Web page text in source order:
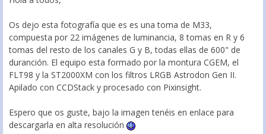
Os dejo esta fotografía que es es una toma de M33,
compuesta por 22 imágenes de luminancia, 8 tomas en R y 6
tomas del resto de los canales G y B, todas ellas de 600" de
duranción. El equipo esta formado por la montura CGEM, el
FLT98 y la ST2000XM con los filtros LRGB Astrodon Gen II.
Apilado con CCDStack y procesado con Pixinsight.
Espero que os guste, bajo la imagen tenéis en enlace para
descargarla en alta resolución